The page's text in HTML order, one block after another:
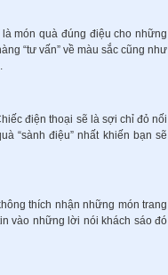
món quà đúng điệu cho những
“tư vấn” về màu sắc cũng như
điện thoại sẽ là sợi chỉ đỏ nối
“sành điệu” nhất khiến bạn sẽ
thích nhận những món trang
vào những lời nói khách sáo đó